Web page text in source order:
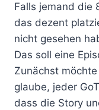
Falls jemand die
das dezent
nicht gesehen
Das soll eine
Zunächst
glaube, jeder
dass die Story